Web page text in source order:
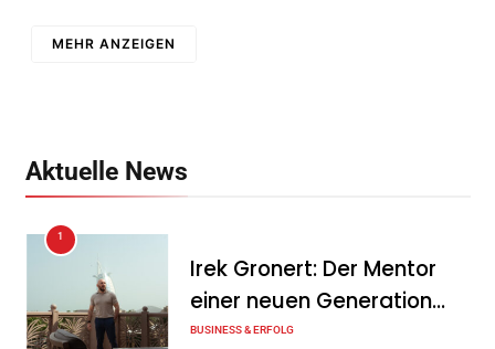
MEHR ANZEIGEN
Aktuelle News
1
Irek Gronert: Der Mentor
einer neuen Generation
von Unternehmern
BUSINESS & ERFOLG